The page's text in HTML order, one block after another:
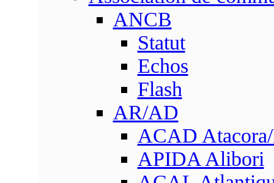
ANCB
Statut
Echos
Flash
AR/AD
ACAD
APIDA Alibori